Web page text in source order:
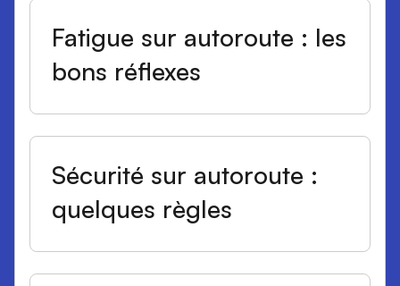
Fatigue sur autoroute : les
bons réflexes
Sécurité sur autoroute :
quelques règles